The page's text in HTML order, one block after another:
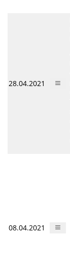
28.04.2021
08.04.2021